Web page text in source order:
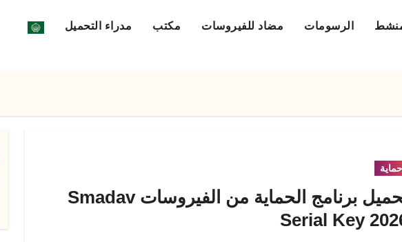
الرسومات مضاد للفيروسات مكتب مدراء التحميل
حماية
تحميل برنامج الحماية من الفيروسات Smadav
Serial Key